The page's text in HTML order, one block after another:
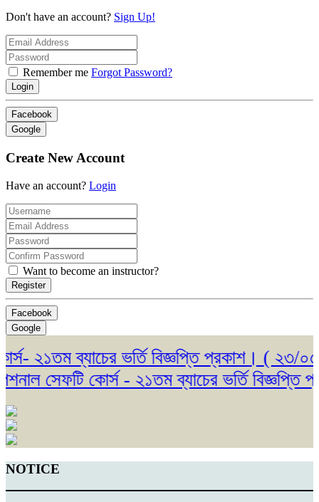
Don't have an account? Sign Up!
Remember me Forgot Password?
Login
Facebook
Google
Create New Account
Have an account? Login
Want to become an instructor?
Register
Facebook
Google
২১তম ব্যাচের ভর্তি বিজ্ঞপ্তি প্রকাশ। ( ২৩/০৫/
সেফটি কোর্স - ২১তম ব্যাচের ভর্তি বিজ্ঞপ্তি
NOTICE